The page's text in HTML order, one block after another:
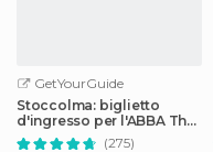
GetYourGuide
Stoccolma: biglietto
d'ingresso per l'ABBA The
Museum
(275)